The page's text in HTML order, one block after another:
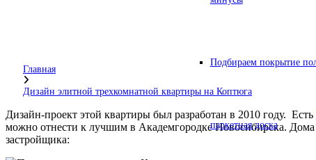
Подбираем покрытие
паркетная доска
Главная
Дизайн элитной трехкомнатной квартиры на Коптюга
Дизайн-проект этой квартиры был разработан в 2010 году. Есть
можно отнести к лучшим в Академгородке Новосибирска.
застройщика: